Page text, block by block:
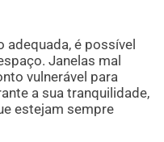
adequada, é possível
Janelas mal
vulnerável para
a sua tranquilidade,
estejam sempre